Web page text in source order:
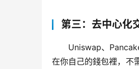
第三：去中心化
Uniswap、
在你自己的錢包裡，不